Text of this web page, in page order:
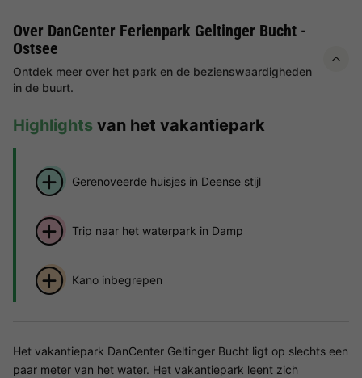
Over DanCenter Ferienpark Geltinger Bucht -
Ostsee
Ontdek meer over het park en de bezienswaardigheden
in de buurt.
Highlights van het vakantiepark
Gerenoveerde huisjes in Deense stijl
Trip naar het waterpark in Damp
Kano inbegrepen
Het vakantiepark DanCenter Geltinger Bucht ligt op slechts een
paar meter van het water. Het vakantiepark leent zich